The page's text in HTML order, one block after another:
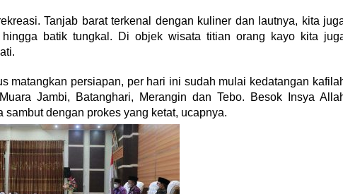
Tanjab barat terkenal dengan kuliner dan lautnya, kita
batik tungkal. Di objek wisata titian orang kayo kita
matangkan persiapan, per hari ini sudah mulai kedatangan
Jambi, Batanghari, Merangin dan Tebo. Besok Insya
dengan prokes yang ketat, ucapnya.